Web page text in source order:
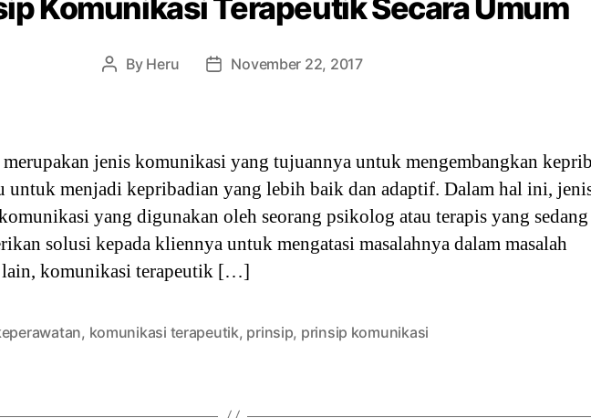
Komunikasi Terapeutik Secara Umum
Post
By Heru
PostNovember 22, 2017
jenis komunikasi yang tujuannya untuk mengembangkan
untuk menjadi kepribadian yang lebih baik dan adaptif. Dalam hal ini,
yang digunakan oleh seorang psikolog atau terapis yang sedang
solusi kepada kliennya untuk mengatasi masalahnya dalam masalah
lain, komunikasi terapeutik […]
, komunikasi terapeutik, prinsip, prinsip komunikasi